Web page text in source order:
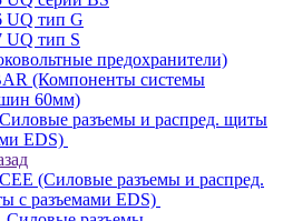
UQ тип G
UQ тип S
предохранители)
(Компоненты системы
60мм)
разъемы и распред. щиты
EDS)
(Силовые разъемы и распред.
с разъемами EDS)